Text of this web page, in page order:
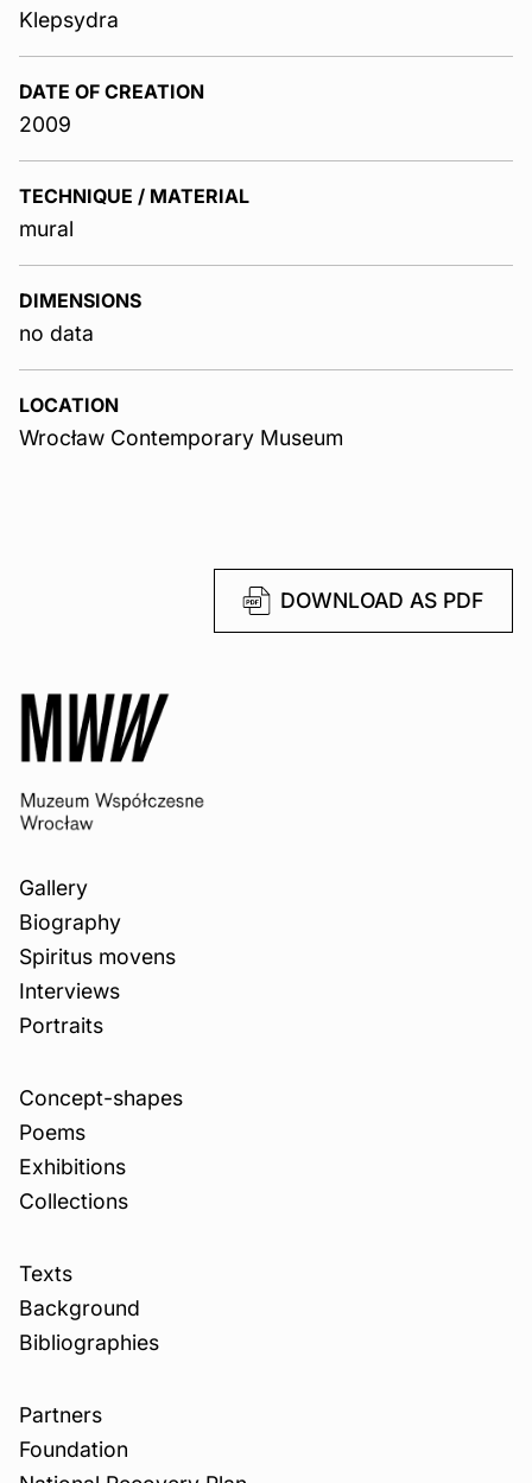
Klepsydra
DATE OF CREATION
2009
TECHNIQUE / MATERIAL
mural
DIMENSIONS
no data
LOCATION
Wrocław Contemporary Museum
DOWNLOAD AS PDF
Gallery
Biography
Spiritus movens
Interviews
Portraits
Concept-shapes
Poems
Exhibitions
Collections
Texts
Background
Bibliographies
Partners
Foundation